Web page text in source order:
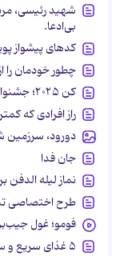
شهید رئیسی،
بی‌ادعا.
کدهای پیشواز
چطور خودمان را از نظر ذهنی
کن ۲۰۲۵؛ جشنواره‌ای علیه خانواده
راز افرادی که
دورود،
جان فدا
نماز لیله
طرح اختصاصی
فومو؛ غول
۵ غذای سریع و سالم برای طبیعت‌گردی